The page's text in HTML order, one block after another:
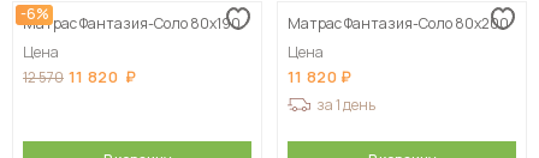
Сначала дорогие
-6%
Матрас Фантазия-Соло 80х190
Цена
12 570 11 820
Матрас Фантазия-Соло 80х200
Цена
11 820
за 1 день